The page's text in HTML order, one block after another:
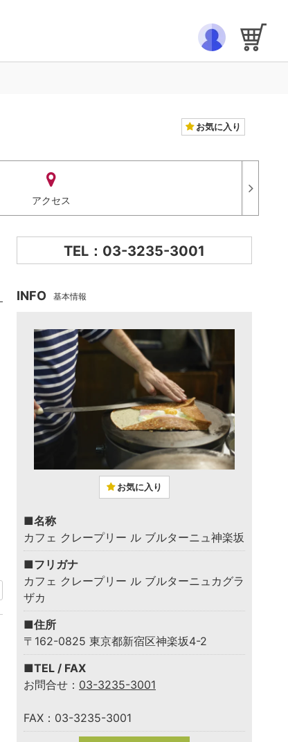
お気に入り
アクセス
TEL：03-3235-3001
INFO 基本情報
お気に入り
■名称
カフェ クレープリー ル ブルターニュ神楽坂
■フリガナ
カフェ クレープリー ル ブルターニュカグラ
ザカ
■住所
〒162-0825 東京都新宿区神楽坂4-2
■TEL / FAX
お問合せ： 03-3235-3001
FAX：03-3235-3001